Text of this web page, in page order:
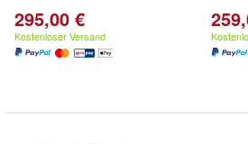
295,00 €
Kostenloser Versand